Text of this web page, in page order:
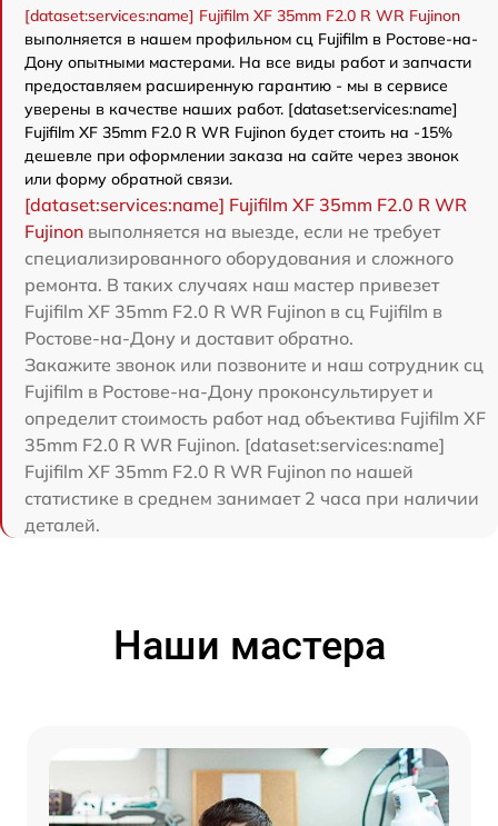
[dataset:services:name] Fujifilm XF 35mm F2.0 R WR Fujinon
выполняется в нашем профильном сц Fujifilm в Ростове-на-
Дону опытными мастерами. На все виды работ и запчасти
предоставляем расширенную гарантию - мы в сервисе
уверены в качестве наших работ. [dataset:services:name]
Fujifilm XF 35mm F2.0 R WR Fujinon будет стоить на -15%
дешевле при оформлении заказа на сайте через звонок
или форму обратной связи.
[dataset:services:name] Fujifilm XF 35mm F2.0 R WR
Fujinon выполняется на выезде, если не требует
специализированного оборудования и сложного
ремонта. В таких случаях наш мастер привезет
Fujifilm XF 35mm F2.0 R WR Fujinon в сц Fujifilm в
Ростове-на-Дону и доставит обратно.
Закажите звонок или позвоните и наш сотрудник сц
Fujifilm в Ростове-на-Дону проконсультирует и
определит стоимость работ над объектива Fujifilm XF
35mm F2.0 R WR Fujinon. [dataset:services:name]
Fujifilm XF 35mm F2.0 R WR Fujinon по нашей
статистике в среднем занимает 2 часа при наличии
деталей.
Наши мастера